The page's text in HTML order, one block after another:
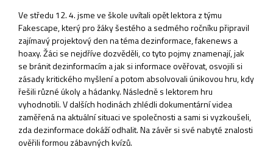
Ve středu 12. 4. jsme ve škole uvítali opět lektora z týmu
Fakescape, který pro žáky šestého a sedmého ročníku připravil
zajímavý projektový den na téma dezinformace, fakenews a
hoaxy. Žáci se nejdříve dozvěděli, co tyto pojmy znamenají, jak
se bránit dezinformacím a jak si informace ověřovat, osvojili si
zásady kritického myšlení a potom absolvovali únikovou hru, kdy
řešili různé úkoly a hádanky. Následně s lektorem hru
vyhodnotili. V dalších hodinách zhlédli dokumentární videa
zaměřená na aktuální situaci ve společnosti a sami si vyzkoušeli,
zda dezinformace dokáží odhalit. Na závěr si své nabyté znalosti
ověřili formou zábavných kvízů.